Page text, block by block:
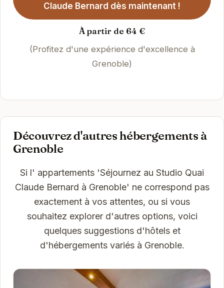
Claude Bernard dès maintenant !
À partir de 64 €
(Profitez d'une expérience d'excellence à
Grenoble)
Découvrez d'autres hébergements à
Grenoble
Si l' appartements 'Séjournez au Studio Quai
Claude Bernard à Grenoble' ne correspond pas
exactement à vos attentes, ou si vous
souhaitez explorer d'autres options, voici
quelques suggestions d'hôtels et
d'hébergements variés à Grenoble.